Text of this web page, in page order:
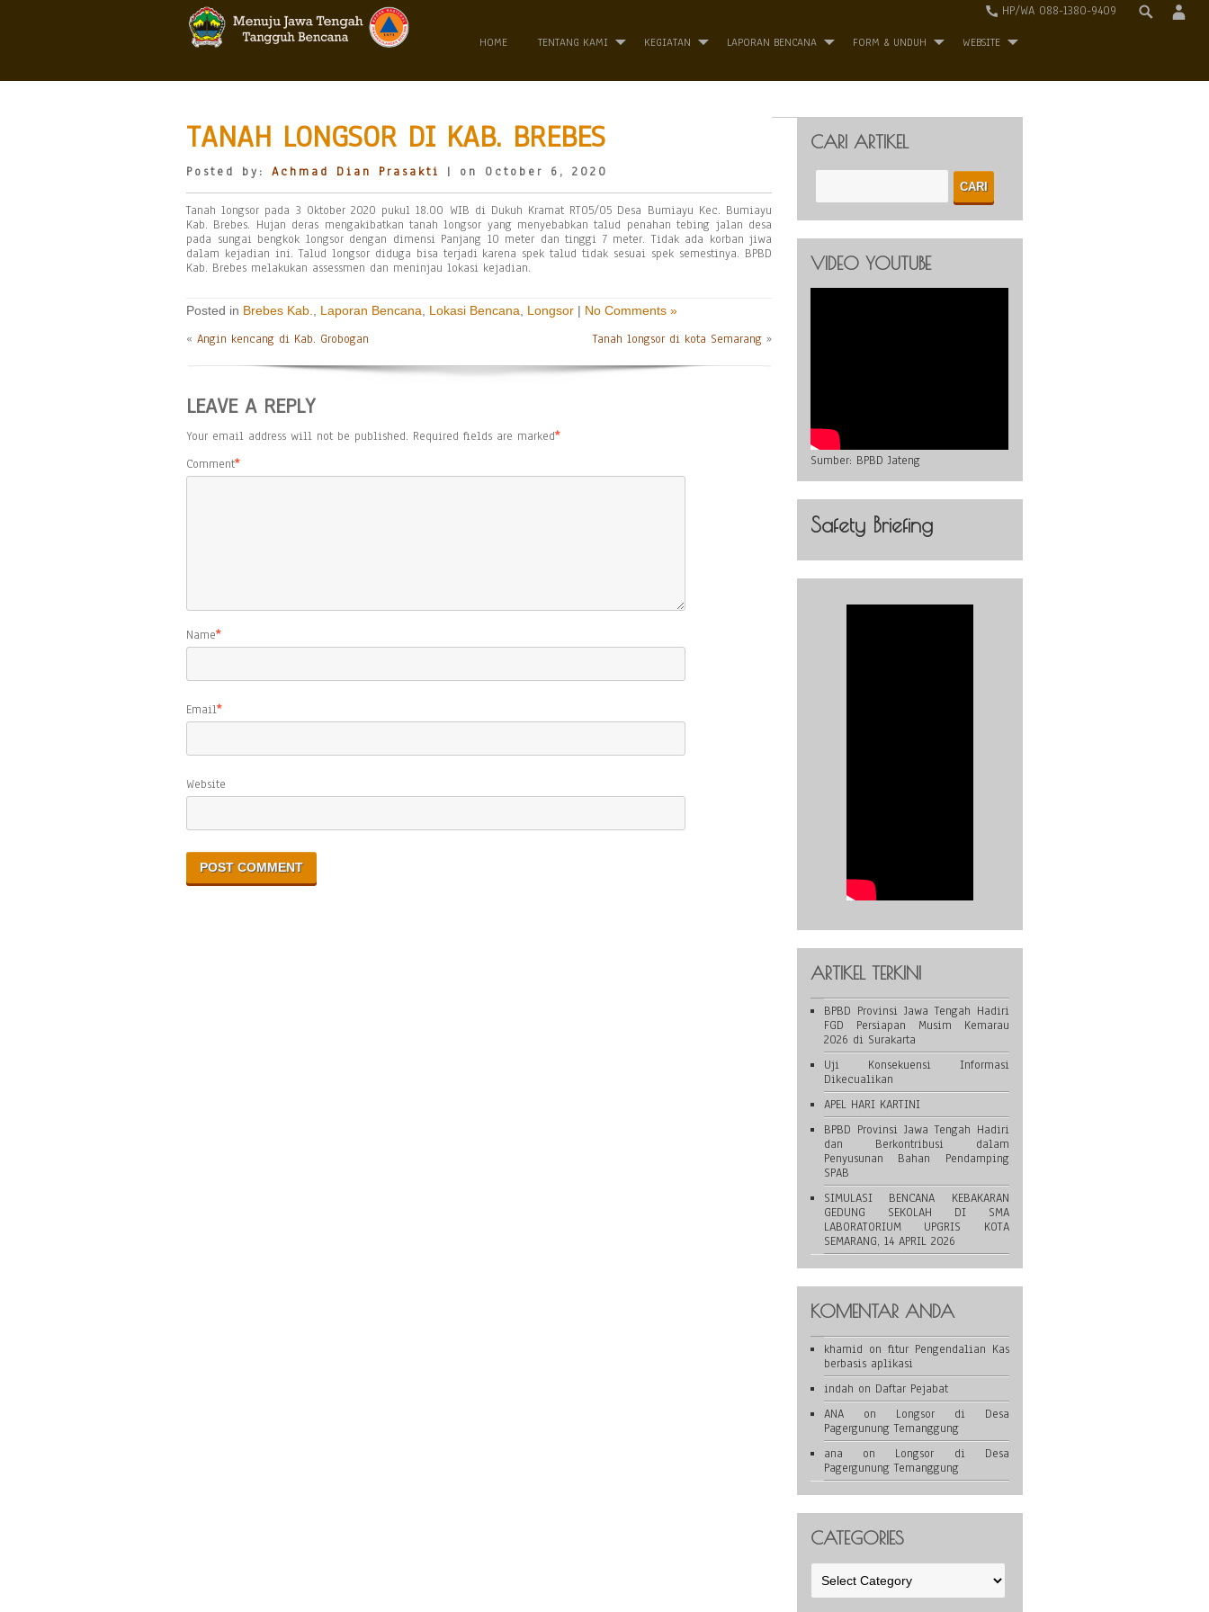
HP/WA 088-1380-9409
HOME TENTANG KAMI KEGIATAN LAPORAN BENCANA FORM & UNDUH WEBSITE
TANAH LONGSOR DI KAB. BREBES
Posted by: Achmad Dian Prasakti | on October 6, 2020
Tanah longsor pada 3 Oktober 2020 pukul 18.00 WIB di Dukuh Kramat RT05/05 Desa Bumiayu Kec. Bumiayu
Kab. Brebes. Hujan deras mengakibatkan tanah longsor yang menyebabkan talud penahan tebing jalan desa
pada sungai bengkok longsor dengan dimensi Panjang 10 meter dan tinggi 7 meter. Tidak ada korban jiwa
dalam kejadian ini. Talud longsor diduga bisa terjadi karena spek talud tidak sesuai spek semestinya. BPBD
Kab. Brebes melakukan assessmen dan meninjau lokasi kejadian.
Posted in Brebes Kab. Laporan Bencana Lokasi Bencana Longsor | No Comments »
« Angin kencang di Kab. Grobogan Tanah longsor di kota Semarang »
LEAVE A REPLY
Your email address will not be published. Required fields are marked*
Comment*
Name*
Email*
Website
CARI ARTIKEL
VIDEO YOUTUBE
Sumber: BPBD Jateng
Safety Briefing
ARTIKEL TERKINI
BPBD Provinsi Jawa Tengah Hadiri
FGD Persiapan Musim Kemarau
2026 di Surakarta
Uji Konsekuensi Informasi
Dikecualikan
APEL HARI KARTINI
BPBD Provinsi Jawa Tengah Hadiri
dan Berkontribusi dalam
Penyusunan Bahan Pendamping
SPAB
SIMULASI BENCANA KEBAKARAN
GEDUNG SEKOLAH DI SMA
LABORATORIUM UPGRIS KOTA
SEMARANG, 14 APRIL 2026
KOMENTAR ANDA
khamid on fitur Pengendalian Kas
berbasis aplikasi
indah on Daftar Pejabat
ANAon Longsor di Desa
Pagergunung Temanggung
ana on Longsor di Desa
Pagergunung Temanggung
CATEGORIES
Categories